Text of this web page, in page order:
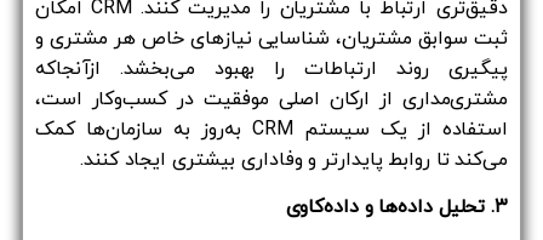
دقیق‌تری ارتباط با مشتریان را مدیریت کنند. CRM امکان
ثبت سوابق مشتریان، شناسایی نیازهای خاص هر مشتری و
پیگیری روند ارتباطات را بهبود می‌بخشد. ازآنجاکه
مشتری‌مداری از ارکان اصلی موفقیت در کسب‌وکار است،
استفاده از یک سیستم CRM به‌روز به سازمان‌ها کمک
می‌کند تا روابط پایدارتر و وفاداری بیشتری ایجاد کنند.
۳. تحلیل داده‌ها و داده‌کاوی